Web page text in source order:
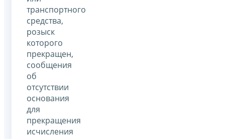
транспортного
средства,
розыск
которого
прекращен,
сообщения
об
отсутствии
основания
для
прекращения
исчисления